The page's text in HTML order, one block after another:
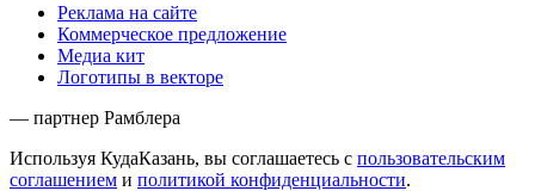
Реклама на сайте
Коммерческое предложение
Медиа кит
Логотипы в векторе
— партнер Рамблера
Используя КудаКазань, вы соглашаетесь с пользовательским
соглашением и политикой конфиденциальности.